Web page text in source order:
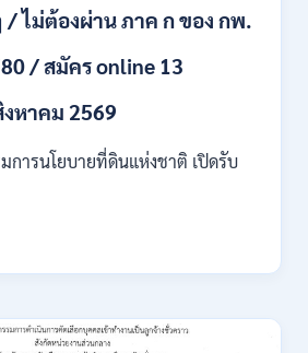
คม
/ ไม่ต้องผ่าน ภาค ก ของ กพ.
/ สมัคร online 13
หาคม 2569
การนโยบายที่ดินแห่งชาติ เปิดรับ
งาน
การ